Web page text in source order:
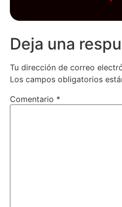
Deja una
Tu dirección de correo
Los campos obligatorios
Comentario *